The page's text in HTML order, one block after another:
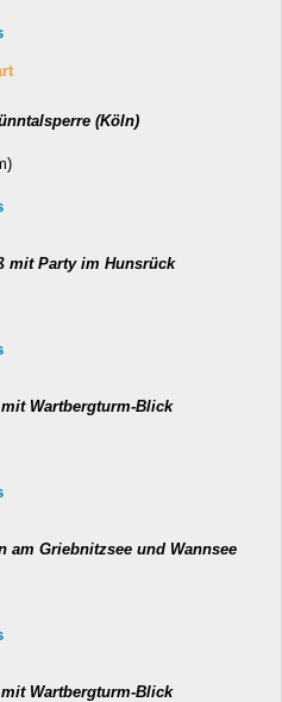
(Köln)
mit Party im Hunsrück
Wartbergturm-Blick
am Griebnitzsee und Wannsee
Wartbergturm-Blick